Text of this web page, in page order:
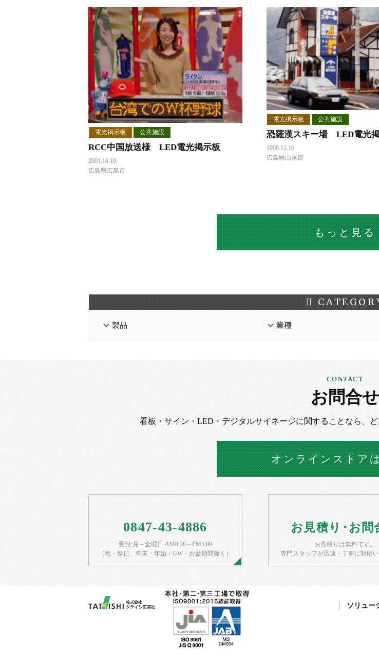
電光掲示板 公共施設
RCC中国放送様 LED電光掲示板
2001.10.19
広島県広島市
電光掲示板 公共施設
恐羅漢スキー場 LED電光
1998.12.16
広島県山県郡
もっと見る
製品 業種
お問合せ
看板・サイン・LED・デジタルサイネージに関することなら、
オンラインストア
0847-43-4886
受付:月～金曜日 AM8:30～PM5:00
（祝・祭日、年末・年始・GW・お盆期間除く）
お 見積り・ お 問
お見積りは無料です。
専門スタッフが迅速・丁寧に対応い
ソリュー